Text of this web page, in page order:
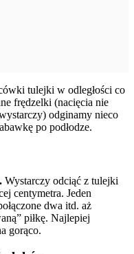
tulejki w odległości co
frędzelki (nacięcia nie
odginamy nieco
po podłodze.
. Wystarczy odciąć z tulejki
centymetra. Jeden
dwa itd. aż
piłkę. Najlepiej
gorąco.